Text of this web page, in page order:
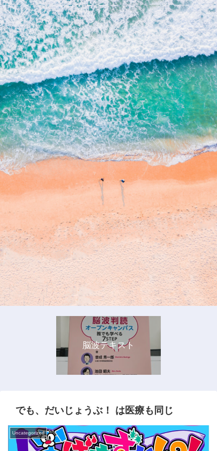
脳波テキスト
でも、だいじょうぶ！ は医療も同じ
Uncategorized